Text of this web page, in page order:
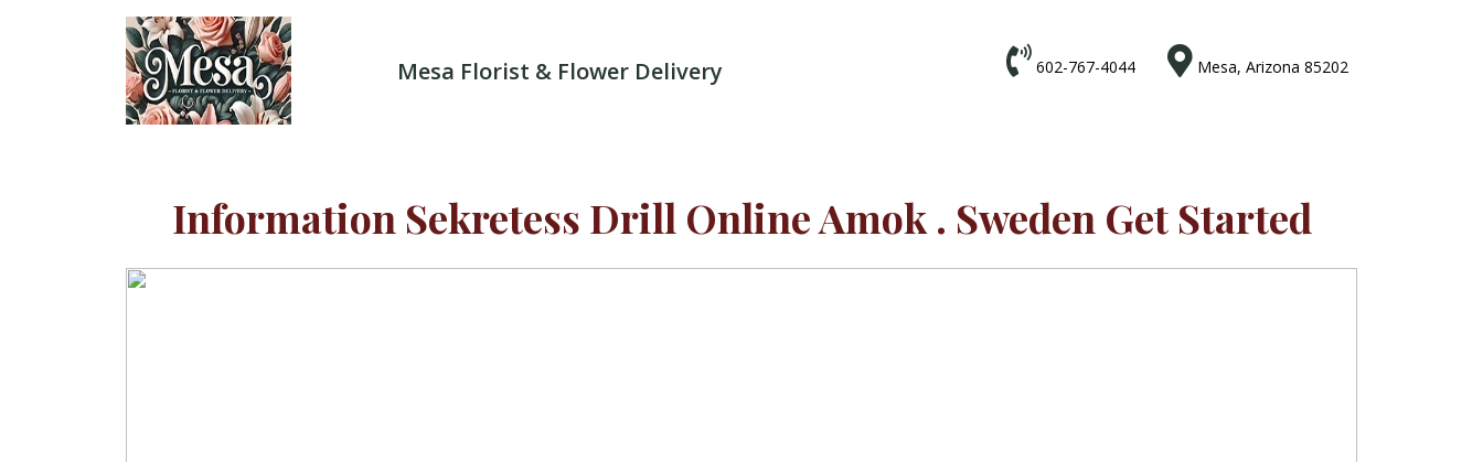
Mesa Florist & Flower Delivery  602-767-4044  Mesa, Arizona 85202
Information Sekretess Drill Online Amok . Sweden Get Started